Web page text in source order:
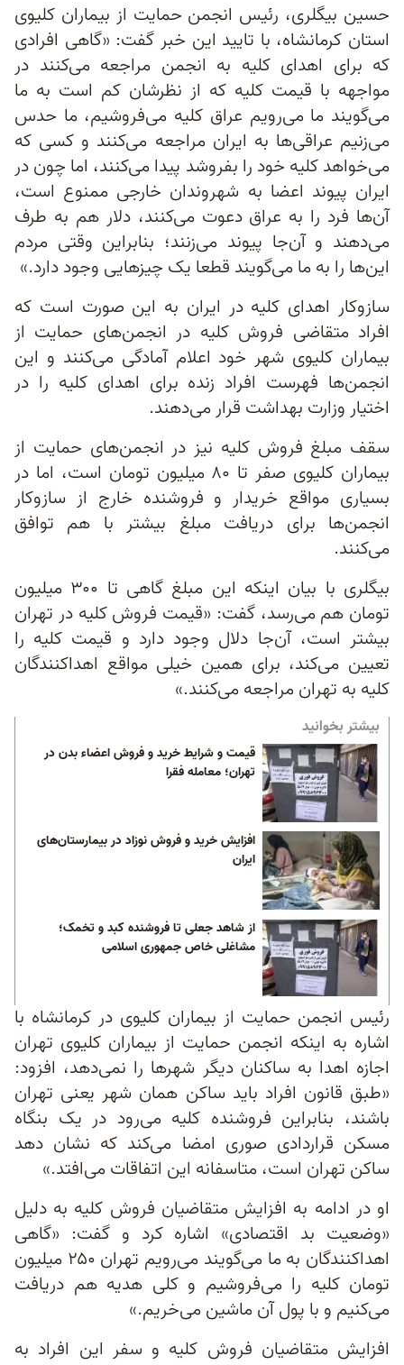
حسین بیگلری، رئیس انجمن حمایت از بیماران کلیوی
استان کرمانشاه، با تایید این خبر گفت: «گاهی افرادی
که برای اهدای کلیه به انجمن مراجعه می‌کنند در
مواجهه با قیمت کلیه که از نظرشان کم است به ما
می‌گویند ما می‌رویم عراق کلیه می‌فروشیم، ما حدس
می‌زنیم عراقی‌ها به ایران مراجعه می‌کنند و کسی که
می‌خواهد کلیه خود را بفروشد پیدا می‌کنند، اما چون در
ایران پیوند اعضا به شهروندان خارجی ممنوع است،
آن‌ها فرد را به عراق دعوت می‌کنند، دلار هم به‌ طرف
می‌دهند و آن‌جا پیوند می‌زنند؛ بنابراین وقتی مردم
این‌ها را به ما می‌گویند قطعا یک‌ چیزهایی وجود دارد.»
سازوکار اهدای کلیه در ایران به این صورت است که
افراد متقاضی فروش کلیه در انجمن‌های حمایت از
بیماران کلیوی شهر خود اعلام آمادگی می‌کنند و این
انجمن‌ها فهرست افراد زنده برای اهدای کلیه را در
اختیار وزارت بهداشت قرار می‌دهند.
سقف مبلغ فروش کلیه نیز در انجمن‌های حمایت از
بیماران کلیوی صفر تا ۸۰ میلیون تومان است، اما در
بسیاری مواقع خریدار و فروشنده خارج از سازوکار
انجمن‌ها برای دریافت مبلغ بیشتر با هم توافق
می‌کنند.
بیگلری با بیان اینکه این مبلغ گاهی تا ۳۰۰ میلیون
تومان هم می‌رسد، گفت: «قیمت فروش کلیه در تهران
بیشتر است، آن‌جا دلال وجود دارد و قیمت کلیه را
تعیین می‌کند، برای همین خیلی مواقع اهداکنندگان
کلیه به تهران مراجعه می‌کنند.»
بیشتر بخوانید
قیمت و شرایط خرید و فروش اعضاء بدن در
تهران؛ معامله فقرا
افزایش خرید و فروش نوزاد در بیمارستان‌های
ایران
از شاهد جعلی تا فروشنده کبد و تخمک؛
مشاغلی خاص جمهوری اسلامی
رئیس انجمن حمایت از بیماران کلیوی در کرمانشاه با
اشاره به اینکه انجمن حمایت از بیماران کلیوی تهران
اجازه اهدا به ساکنان دیگر شهرها را نمی‌دهد، افزود:
«طبق قانون افراد باید ساکن همان شهر یعنی تهران
باشند، بنابراین فروشنده کلیه می‌رود در یک بنگاه
مسکن قراردادی صوری امضا می‌کند که نشان دهد
ساکن تهران است، متاسفانه این اتفاقات می‌افتد.»
او در ادامه به افزایش متقاضیان فروش کلیه به دلیل
«وضعیت بد اقتصادی» اشاره کرد و گفت: «گاهی
اهداکنندگان به ما می‌گویند می‌رویم تهران ۲۵۰ میلیون
تومان کلیه را می‌فروشیم و کلی هدیه‌ هم دریافت
می‌کنیم و با پول آن ماشین می‌خریم.»
افزایش متقاضیان فروش کلیه و سفر این افراد به